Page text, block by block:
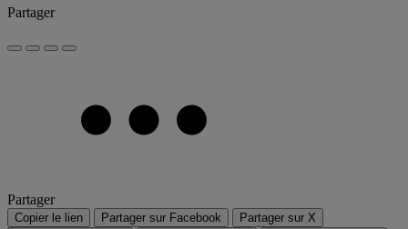
Partager
Partager
Copier le lien Partager sur Facebook
Partager sur X